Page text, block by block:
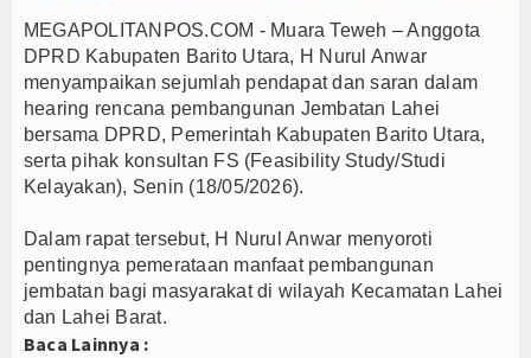
Jejak Narkoba di Majalengka Terkuak, Polisi
Mensos Gus Ipul Minta Pejabat Baru Fokus
Kinerja BNI Melesat, Transformasi Digital dan
PTPN I Percepat Optimalisasi Aset, Siapkan
Perkuat Tata Kelola Pemerintahan dan
Ateng Sutisna dan Viking Majalengka Gelar
Dari Mangrove hingga Internet Publik, Program
BMKG Prediksi Jakarta Cerah hingga Cerah
MEGAPOLITANPOS.COM - Muara Teweh – Anggota
DPRD Kabupaten Barito Utara, H Nurul Anwar
menyampaikan sejumlah pendapat dan saran dalam
hearing rencana pembangunan Jembatan Lahei
bersama DPRD, Pemerintah Kabupaten Barito Utara,
serta pihak konsultan FS (Feasibility Study/Studi
Kelayakan), Senin (18/05/2026).
Dalam rapat tersebut, H Nurul Anwar menyoroti
pentingnya pemerataan manfaat pembangunan
jembatan bagi masyarakat di wilayah Kecamatan Lahei
dan Lahei Barat.
Baca Lainnya :